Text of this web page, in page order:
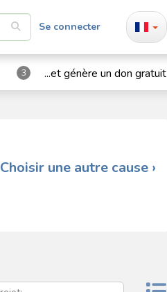
Se connecter
3 ...et génère un don gratuit
Choisir une autre cause ›